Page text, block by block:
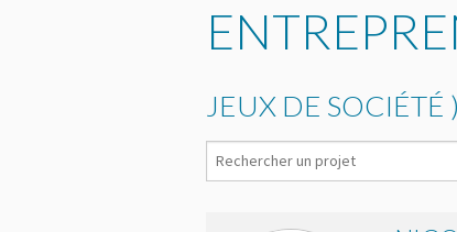
JEUX DE SOCIÉTÉ )